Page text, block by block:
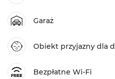
Garaż
Obiekt przyjazny dla
Bezpłatne Wi-Fi